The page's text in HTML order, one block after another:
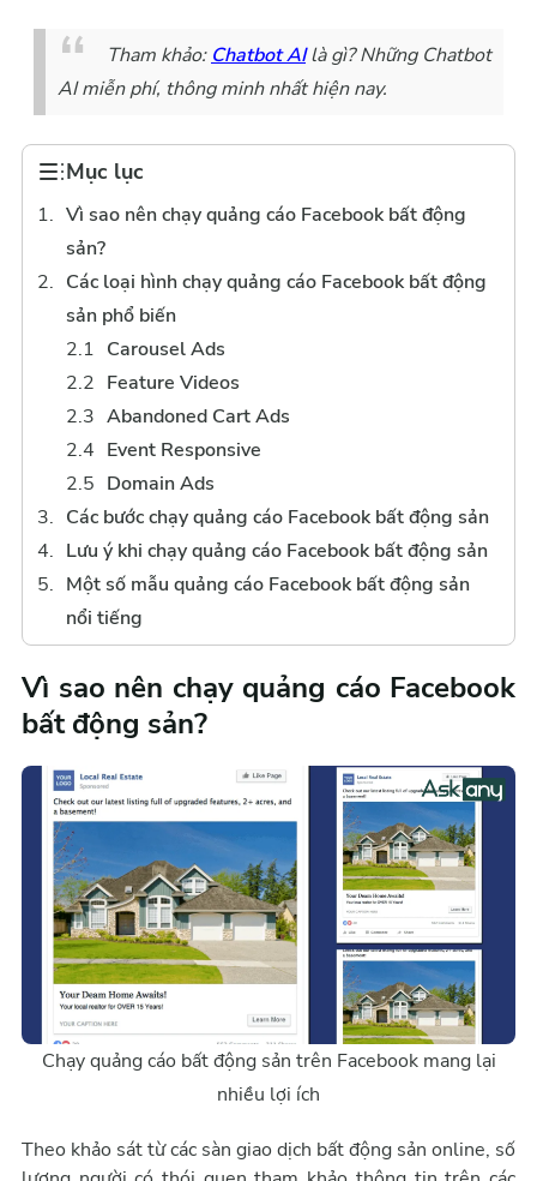
Tham khảo: Chatbot AIlà gì? Những Chatbot
AI miễn phí, thông minh nhất hiện nay.
Mục lục
Vì sao nên chạy quảng cáo Facebook bất động
sản?
Các loại hình chạy quảng cáo Facebook bất động
sản phổ biến
Carousel Ads
Feature Videos
Abandoned Cart Ads
Event Responsive
Domain Ads
Các bước chạy quảng cáo Facebook bất động sản
Lưu ý khi chạy quảng cáo Facebook bất động sản
Một số mẫu quảng cáo Facebook bất động sản
nổi tiếng
Vì sao nên chạy quảng cáo Facebook
bất động sản?
Chạy quảng cáo bất động sản trên Facebook mang lại
nhiều lợi ích
Theo khảo sát từ các sàn giao dịch bất động sản online, số